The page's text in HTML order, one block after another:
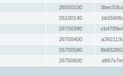
26500100
26100140
26700380
26700400
26700580
26700600